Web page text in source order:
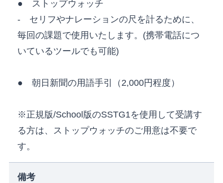
● ストップウォッチ
- セリフやナレーションの尺を計るために、
毎回の課題で使用いたします。(携帯電話につ
いているツールでも可能)
● 朝日新聞の用語手引（2,000円程度）
※正規版/School版のSSTG1を使用して受講す
る方は、ストップウォッチのご用意は不要で
す。
備考